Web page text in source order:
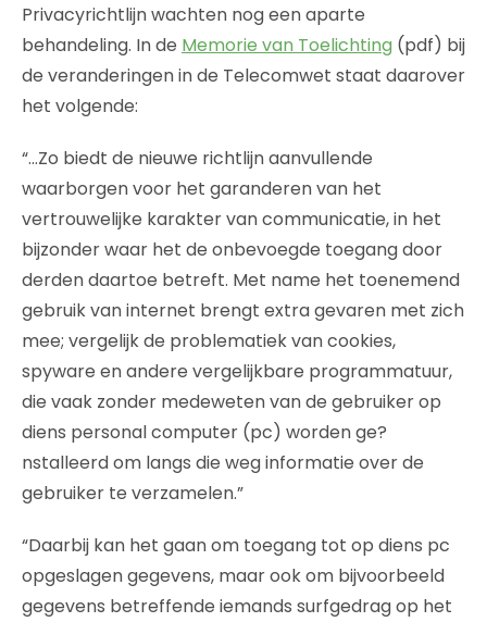
Privacyrichtlijn wachten nog een aparte
behandeling. In de Memorie van Toelichting (pdf) bij
de veranderingen in de Telecomwet staat daarover
het volgende:
“…Zo biedt de nieuwe richtlijn aanvullende
waarborgen voor het garanderen van het
vertrouwelijke karakter van communicatie, in het
bijzonder waar het de onbevoegde toegang door
derden daartoe betreft. Met name het toenemend
gebruik van internet brengt extra gevaren met zich
mee; vergelijk de problematiek van cookies,
spyware en andere vergelijkbare programmatuur,
die vaak zonder medeweten van de gebruiker op
diens personal computer (pc) worden ge?
nstalleerd om langs die weg informatie over de
gebruiker te verzamelen.”
“Daarbij kan het gaan om toegang tot op diens pc
opgeslagen gegevens, maar ook om bijvoorbeeld
gegevens betreffende iemands surfgedrag op het